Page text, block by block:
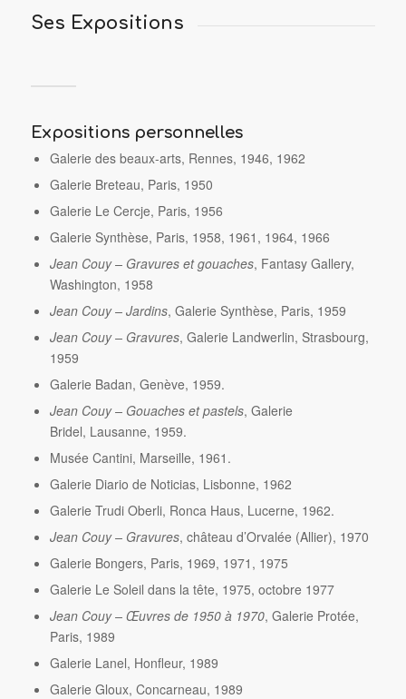
Ses Expositions
Expositions personnelles
Galerie des beaux-arts, Rennes, 1946, 1962
Galerie Breteau, Paris, 1950
Galerie Le Cercje, Paris, 1956
Galerie Synthèse, Paris, 1958, 1961, 1964, 1966
Jean Couy – Gravures et gouaches, Fantasy Gallery,
Washington, 1958
Jean Couy – Jardins, Galerie Synthèse, Paris, 1959
Jean Couy – Gravures, Galerie Landwerlin, Strasbourg,
1959
Galerie Badan, Genève, 1959.
Jean Couy – Gouaches et pastels, Galerie
Bridel, Lausanne, 1959.
Musée Cantini, Marseille, 1961.
Galerie Diario de Noticias, Lisbonne, 1962
Galerie Trudi Oberli, Ronca Haus, Lucerne, 1962.
Jean Couy – Gravures, château d’Orvalée (Allier), 1970
Galerie Bongers, Paris, 1969, 1971, 1975
Galerie Le Soleil dans la tête, 1975, octobre 1977
Jean Couy – Œuvres de 1950 à 1970, Galerie Protée,
Paris, 1989
Galerie Lanel, Honfleur, 1989
Galerie Gloux, Concarneau, 1989